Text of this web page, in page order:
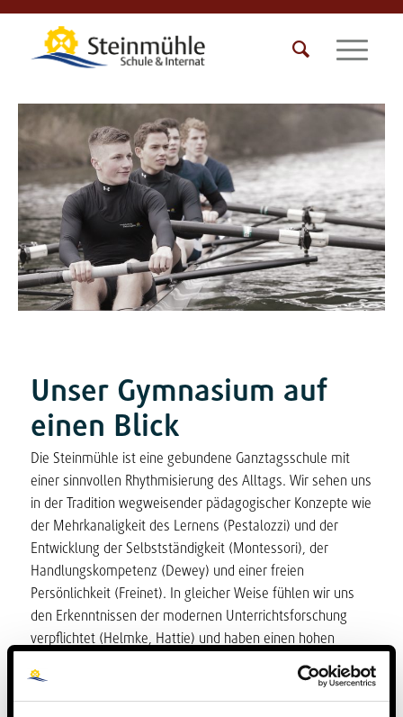
Unser Gymnasium auf
einen Blick
Die Steinmühle ist eine gebundene Ganztagsschule mit
einer sinnvollen Rhythmisierung des Alltags. Wir sehen uns
in der Tradition wegweisender pädagogischer Konzepte wie
der Mehrkanaligkeit des Lernens (Pestalozzi) und der
Entwicklung der Selbstständigkeit (Montessori), der
Handlungskompetenz (Dewey) und einer freien
Persönlichkeit (Freinet). In gleicher Weise fühlen wir uns
den Erkenntnissen der modernen Unterrichtsforschung
verpflichtet (Helmke, Hattie) und haben einen hohen
Anspruch an die Qualität unseres unterrichtlichen und
außerunterrichtlichen Angebots.